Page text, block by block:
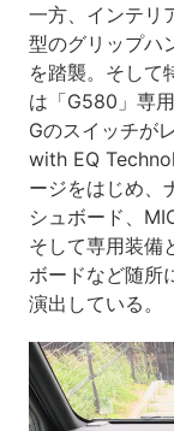
一方、インテリ
型のグリップハ
を踏襲。そして
は「G580」専
Gのスイッチが
with EQ
ージをはじめ、
シュボード、
そして専用装備
ボードなど随所
演出している。